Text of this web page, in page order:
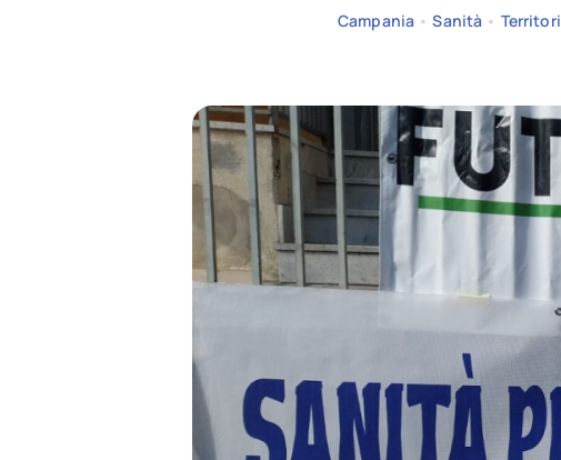
Campania •Sanità • Territori